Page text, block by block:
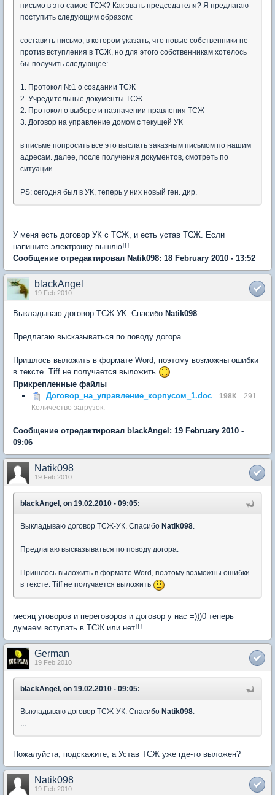
письмо в это самое ТСЖ? Как звать председателя? Я предлагаю
поступить следующим образом:
составить письмо, в котором указать, что новые собственники не
против вступления в ТСЖ, но для этого собственникам хотелось
бы получить следующее:
1. Протокол №1 о создании ТСЖ
2. Учредительные документы ТСЖ
2. Протокол о выборе и назначении правления ТСЖ
3. Договор на управление домом с текущей УК
в письме попросить все это выслать заказным письмом по нашим
адресам. далее, после получения документов, смотреть по
ситуации.
PS: сегодня был в УК, теперь у них новый ген. дир.
У меня есть договор УК с ТСЖ, и есть устав ТСЖ. Если
напишите электронку вышлю!!!
Сообщение отредактировал Natik098: 18 February 2010 - 13:52
blackAngel
19 Feb 2010
Выкладываю договор ТСЖ-УК. Спасибо Natik098
Предлагаю высказываться по поводу догора.
Пришлось выложить в формате Word, поэтому возможны ошибки
в тексте. Tiff не получается выложить
Прикрепленные файлы
Договор_на_управление_корпусом_1.doc
198К
291
Количество загрузок:
Сообщение отредактировал blackAngel: 19 February 2010 -
09:06
Natik098
19 Feb 2010
blackAngel, on 19.02.2010 - 09:05:
Выкладываю договор ТСЖ-УК. Спасибо Natik098.
Предлагаю высказываться по поводу догора.
Пришлось выложить в формате Word, поэтому возможны ошибки
в тексте. Tiff не получается выложить
месяц уговоров и переговоров и договор у нас =)))0 теперь
думаем вступать в ТСЖ или нет!!!
German
19 Feb 2010
blackAngel, on 19.02.2010 - 09:05:
Выкладываю договор ТСЖ-УК. Спасибо Natik098.
...
Пожалуйста, подскажите, а Устав ТСЖ уже где-то выложен?
Natik098
19 Feb 2010